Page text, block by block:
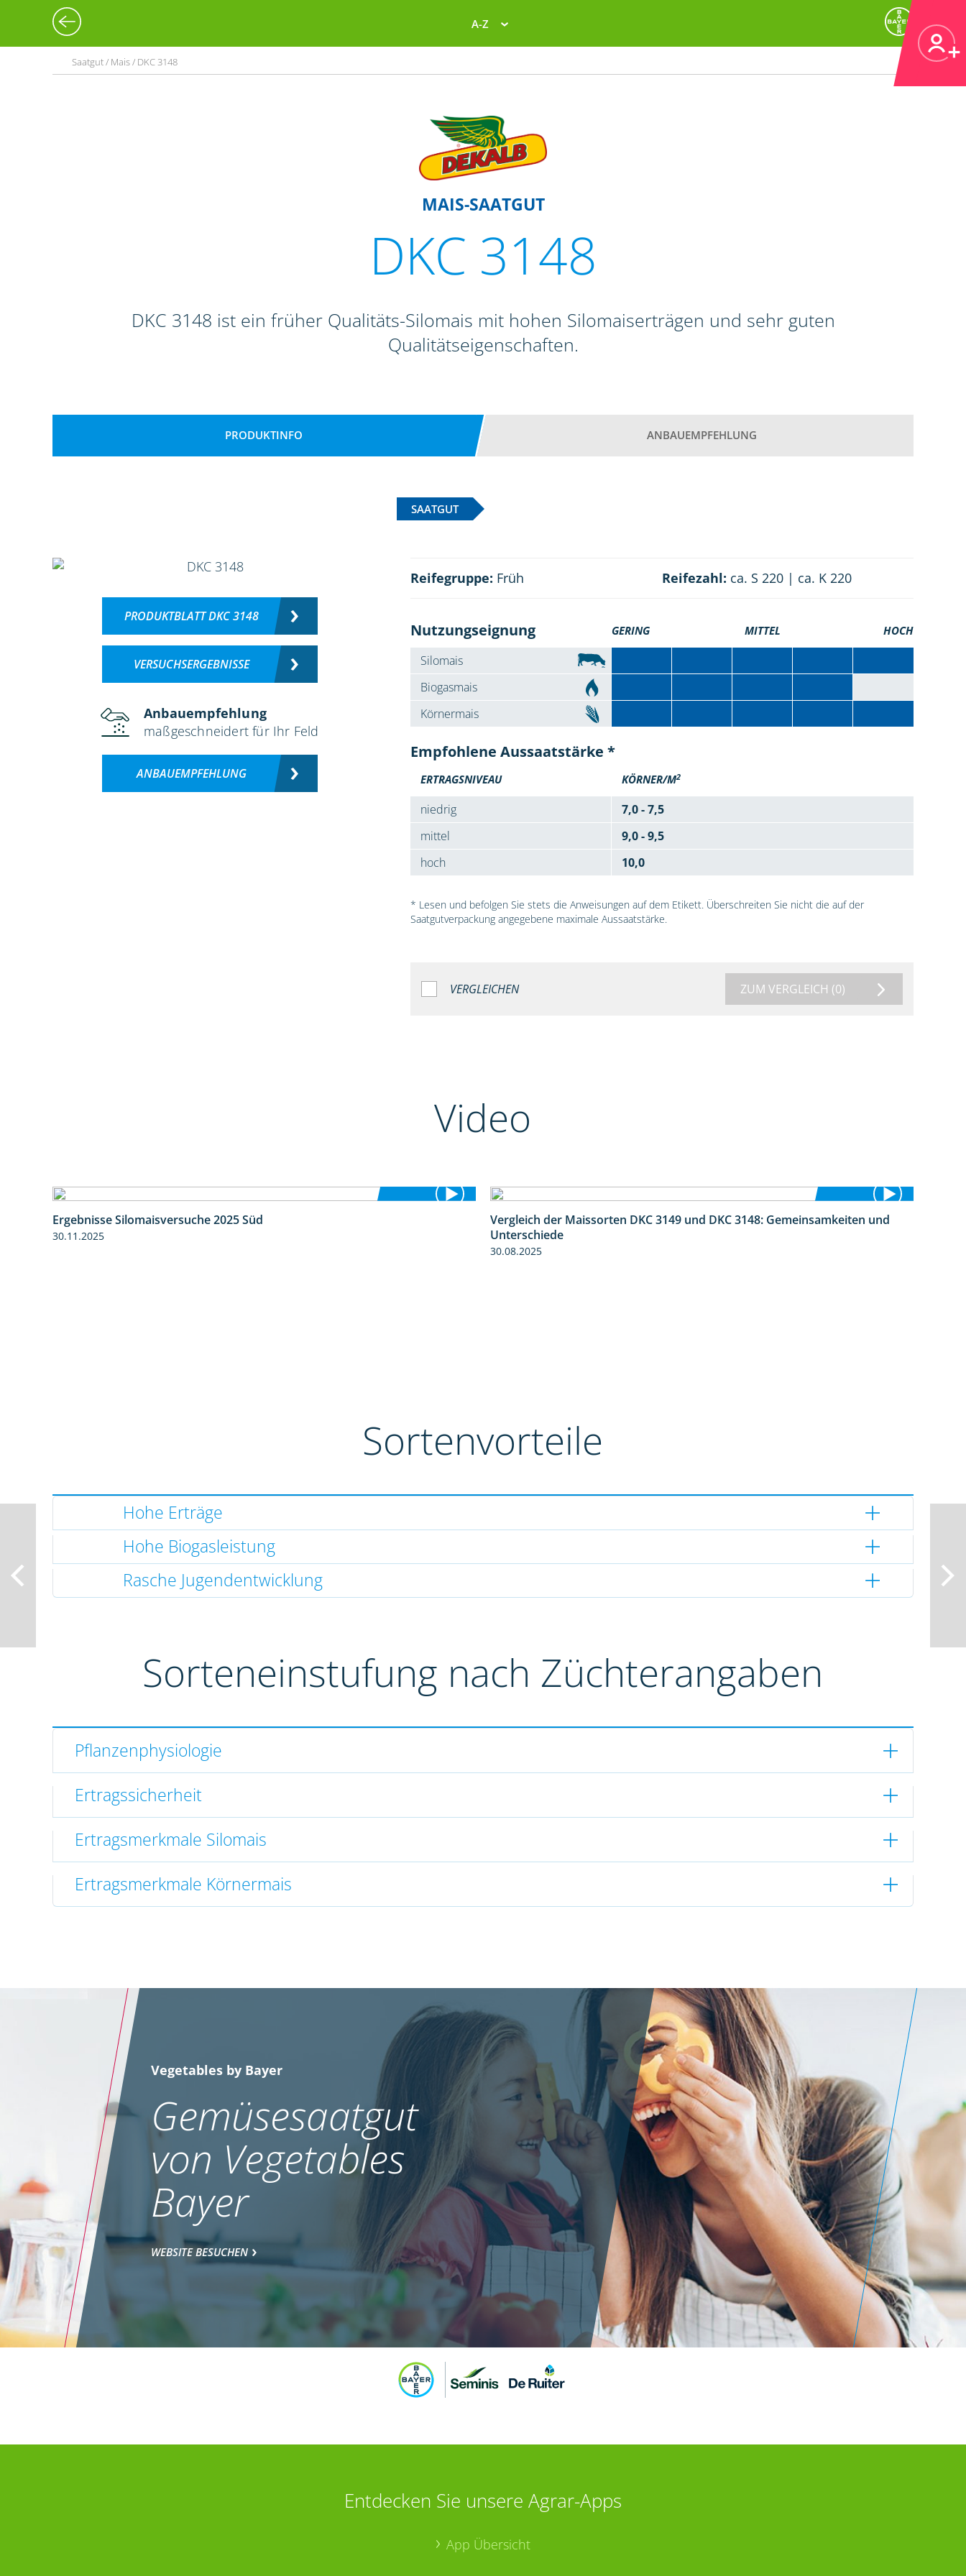
A-Z
Saatgut / Mais / DKC 3148
MAIS-SAATGUT
DKC 3148
DKC 3148 ist ein früher Qualitäts-Silomais mit hohen Silomaiserträgen und sehr guten
Qualitätseigenschaften.
PRODUKTINFO ANBAUEMPFEHLUNG
SAATGUT
PRODUKTBLATT DKC 3148
VERSUCHSERGEBNISSE
Anbauempfehlung
maßgeschneidert für Ihr Feld
ANBAUEMPFEHLUNG
Reifegruppe: Früh Reifezahl: ca. S 220 | ca. K 220
Nutzungseignung GERING MITTEL HOCH
Silomais
Biogasmais
Körnermais
Empfohlene Aussaatstärke *
ERTRAGSNIVEAU KÖRNER/M2
niedrig
7,0 - 7,5
mittel
9,0 - 9,5
hoch
10,0
* Lesen und befolgen Sie stets die Anweisungen auf dem Etikett. Überschreiten Sie nicht die auf der
Saatgutverpackung angegebene maximale Aussaatstärke.
VERGLEICHEN ZUM VERGLEICH (0)
Video
Ergebnisse Silomaisversuche 2025 Süd
30.11.2025
1:56
Vergleich der Maissorten DKC 3149 und DKC 3148: Gemeinsamkeiten und
Unterschiede
30.08.2025
Sortenvorteile
Hohe Erträge
Hohe Biogasleistung
Rasche Jugendentwicklung
Sorteneinstufung nach Züchterangaben
Pflanzenphysiologie
Ertragssicherheit
Ertragsmerkmale Silomais
Ertragsmerkmale Körnermais
Vegetables by Bayer
Gemüsesaatgut
von Vegetables
Bayer
WEBSITE BESUCHEN
Entdecken Sie unsere Agrar-Apps
App Übersicht